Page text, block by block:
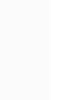
り足
場
が可